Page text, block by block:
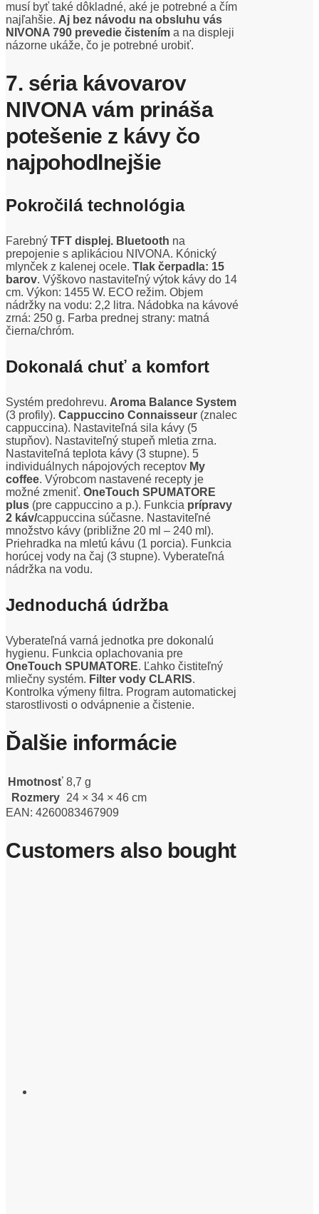
musí byť také dôkladné, aké je potrebné a čím
najľahšie. Aj bez návodu na obsluhu vás
NIVONA 790 prevedie čistením a na displeji
názorne ukáže, čo je potrebné urobiť.
7. séria kávovarov
NIVONA vám prináša
potešenie z kávy čo
najpohodlnejšie
Pokročilá technológia
Farebný TFT displej. Bluetooth na
prepojenie s aplikáciou NIVONA. Kónický
mlynček z kalenej ocele. Tlak čerpadla: 15
barov. Výškovo nastaviteľný výtok kávy do 14
cm. Výkon: 1455 W. ECO režim. Objem
nádržky na vodu: 2,2 litra. Nádobka na kávové
zrná: 250 g. Farba prednej strany: matná
čierna/chróm.
Dokonalá chuť a komfort
Systém predohrevu. Aroma Balance System
(3 profily). Cappuccino Connaisseur (znalec
cappuccina). Nastaviteľná sila kávy (5
stupňov). Nastaviteľný stupeň mletia zrna.
Nastaviteľná teplota kávy (3 stupne). 5
individuálnych nápojových receptov My
coffee. Výrobcom nastavené recepty je
možné zmeniť. OneTouch SPUMATORE
plus (pre cappuccino a p.). Funkcia prípravy
2 káv/cappuccina súčasne. Nastaviteľné
množstvo kávy (približne 20 ml – 240 ml).
Priehradka na mletú kávu (1 porcia). Funkcia
horúcej vody na čaj (3 stupne). Vyberateľná
nádržka na vodu.
Jednoduchá údržba
Vyberateľná varná jednotka pre dokonalú
hygienu. Funkcia oplachovania pre
OneTouch SPUMATORE. Ľahko čistiteľný
mliečny systém. Filter vody CLARIS.
Kontrolka výmeny filtra. Program automatickej
starostlivosti o odvápnenie a čistenie.
Ďalšie informácie
Hmotnosť 8,7 g
Rozmery 24 × 34 × 46 cm
EAN: 4260083467909
Customers also bought